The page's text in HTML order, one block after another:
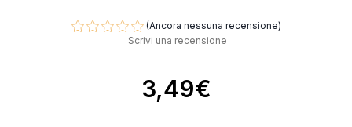
(Ancora nessuna recensione)
Scrivi una recensione
3,49€